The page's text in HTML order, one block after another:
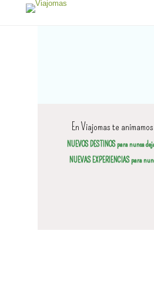
En Viajomas te
NUEVOS DESTINOS para nunca
NUEVAS EXPERIENCIAS para